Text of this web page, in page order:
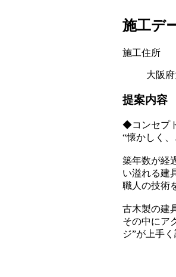
施工デ
施工住所
大阪
提案内容
◆コンセプ
“懐かしく
築年数が経
い溢れる建
職人の技術
古木製の建
その中にア
ジ”が上手